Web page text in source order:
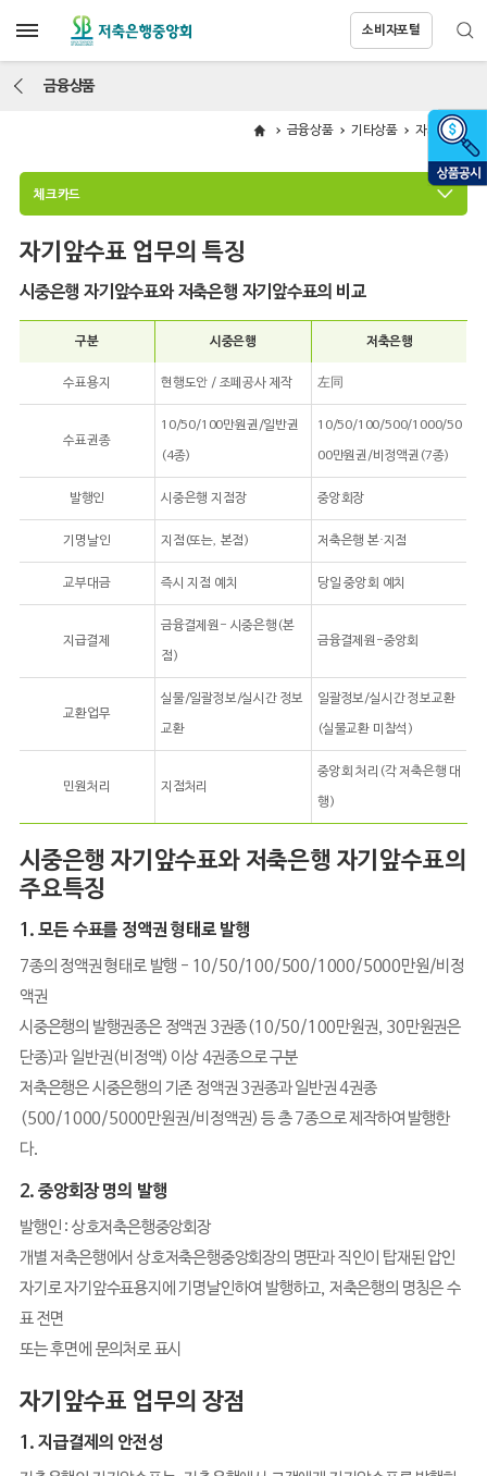
소비자포털
금융상품
금융상품 기타상품 자기앞수표
체크카드
자기앞수표 업무의 특징
시중은행 자기앞수표와 저축은행 자기앞수표의 비교
구분 시중은행 저축은행
수표용지 현행도안 / 조페공사 제작 左同
수표권종
10/50/100만원권/일반권
(4종)
10/50/100/500/1000/50
00만원권/비정액권(7종)
발행인 시중은행 지점장 중앙회장
기명날인 지점(또는, 본점) 저축은행 본·지점
교부대금 즉시 지점 예치 당일 중앙회 예치
지급결제
금융결제원- 시중은행(본
점)
금융결제원-중앙회
교환업무
실물/일괄정보/실시간 정보
교환
일괄정보/실시간 정보교환
(실물교환 미참석)
민원처리 지점처리
중앙회 처리(각 저축은행 대
행)
시중은행 자기앞수표와 저축은행 자기앞수표의
주요특징
1. 모든 수표를 정액권 형태로 발행
7종의 정액권 형태로 발행 - 10/50/100/500/1000/5000만원/비정
액권
시중은행의 발행권종은 정액권 3권종(10/50/100만원권, 30만원권은
단종)과 일반권(비정액) 이상 4권종으로 구분
저축은행은 시중은행의 기존 정액권 3권종과 일반권 4권종
(500/1000/5000만원권/비정액권) 등 총 7종으로 제작하여 발행한
다.
2. 중앙회장 명의 발행
발행인 : 상호저축은행중앙회장
개별 저축은행에서 상호저축은행중앙회장의 명판과 직인이 탑재된 압인
자기로 자기앞수표용지에 기명날인하여 발행하고, 저축은행의 명칭은 수
표 전면
또는 후면에 문의처로 표시
자기앞수표 업무의 장점
1. 지급결제의 안전성